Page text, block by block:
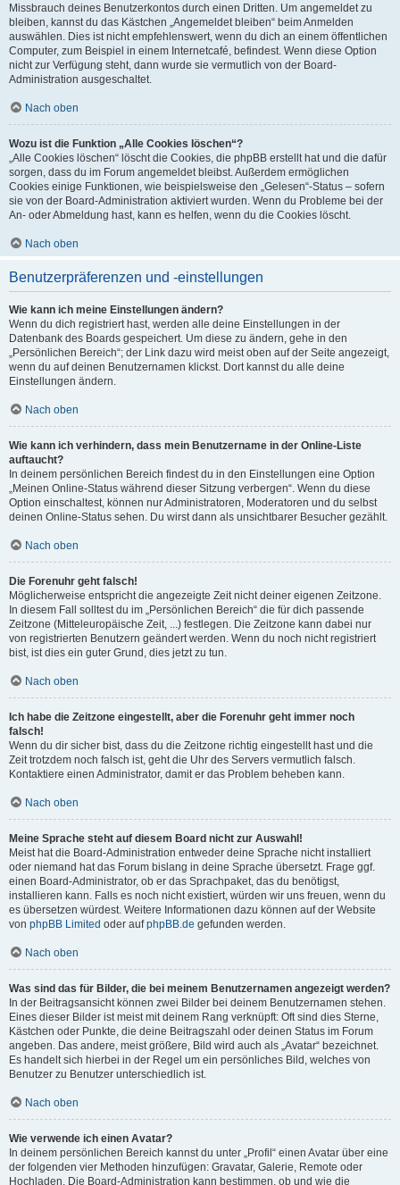
Missbrauch deines Benutzerkontos durch einen Dritten. Um angemeldet zu
bleiben, kannst du das Kästchen „Angemeldet bleiben“ beim Anmelden
auswählen. Dies ist nicht empfehlenswert, wenn du dich an einem öffentlichen
Computer, zum Beispiel in einem Internetcafé, befindest. Wenn diese Option
nicht zur Verfügung steht, dann wurde sie vermutlich von der Board-
Administration ausgeschaltet.
Nach oben
Wozu ist die Funktion „Alle Cookies löschen“?
„Alle Cookies löschen“ löscht die Cookies, die phpBB erstellt hat und die dafür
sorgen, dass du im Forum angemeldet bleibst. Außerdem ermöglichen
Cookies einige Funktionen, wie beispielsweise den „Gelesen“-Status – sofern
sie von der Board-Administration aktiviert wurden. Wenn du Probleme bei der
An- oder Abmeldung hast, kann es helfen, wenn du die Cookies löscht.
Nach oben
Benutzerpräferenzen und -einstellungen
Wie kann ich meine Einstellungen ändern?
Wenn du dich registriert hast, werden alle deine Einstellungen in der
Datenbank des Boards gespeichert. Um diese zu ändern, gehe in den
„Persönlichen Bereich“; der Link dazu wird meist oben auf der Seite angezeigt,
wenn du auf deinen Benutzernamen klickst. Dort kannst du alle deine
Einstellungen ändern.
Nach oben
Wie kann ich verhindern, dass mein Benutzername in der Online-Liste
auftaucht?
In deinem persönlichen Bereich findest du in den Einstellungen eine Option
„Meinen Online-Status während dieser Sitzung verbergen“. Wenn du diese
Option einschaltest, können nur Administratoren, Moderatoren und du selbst
deinen Online-Status sehen. Du wirst dann als unsichtbarer Besucher gezählt.
Nach oben
Die Forenuhr geht falsch!
Möglicherweise entspricht die angezeigte Zeit nicht deiner eigenen Zeitzone.
In diesem Fall solltest du im „Persönlichen Bereich“ die für dich passende
Zeitzone (Mitteleuropäische Zeit, ...) festlegen. Die Zeitzone kann dabei nur
von registrierten Benutzern geändert werden. Wenn du noch nicht registriert
bist, ist dies ein guter Grund, dies jetzt zu tun.
Nach oben
Ich habe die Zeitzone eingestellt, aber die Forenuhr geht immer noch
falsch!
Wenn du dir sicher bist, dass du die Zeitzone richtig eingestellt hast und die
Zeit trotzdem noch falsch ist, geht die Uhr des Servers vermutlich falsch.
Kontaktiere einen Administrator, damit er das Problem beheben kann.
Nach oben
Meine Sprache steht auf diesem Board nicht zur Auswahl!
Meist hat die Board-Administration entweder deine Sprache nicht installiert
oder niemand hat das Forum bislang in deine Sprache übersetzt. Frage ggf.
einen Board-Administrator, ob er das Sprachpaket, das du benötigst,
installieren kann. Falls es noch nicht existiert, würden wir uns freuen, wenn du
es übersetzen würdest. Weitere Informationen dazu können auf der Website
von phpBB Limited oder aufphpBB.de gefunden werden.
Nach oben
Was sind das für Bilder, die bei meinem Benutzernamen angezeigt werden?
In der Beitragsansicht können zwei Bilder bei deinem Benutzernamen stehen.
Eines dieser Bilder ist meist mit deinem Rang verknüpft: Oft sind dies Sterne,
Kästchen oder Punkte, die deine Beitragszahl oder deinen Status im Forum
angeben. Das andere, meist größere, Bild wird auch als „Avatar“ bezeichnet.
Es handelt sich hierbei in der Regel um ein persönliches Bild, welches von
Benutzer zu Benutzer unterschiedlich ist.
Nach oben
Wie verwende ich einen Avatar?
In deinem persönlichen Bereich kannst du unter „Profil“ einen Avatar über eine
der folgenden vier Methoden hinzufügen: Gravatar, Galerie, Remote oder
Hochladen. Die Board-Administration kann bestimmen, ob und wie die